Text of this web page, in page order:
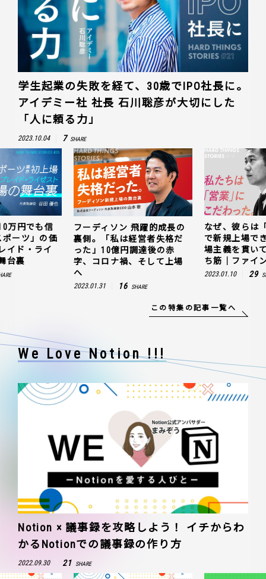
学生起業の失敗を経て、30歳でIPO社長に。
アイデミー社 社長 石川聡彦が大切にした
「人に頼る力」
2023.10.04 7 SHARE
万円でも信
ーツ」の価
イド・ライ
台裏
フーディソン 飛躍的成長の
裏側。「私は経営者失格だ
った」10億円調達後の赤
字、コロナ禍、そして上場
へ
2023.01.31 16 SHARE
なぜ、彼らは
で新規上場で
場主義を貫い
ち筋｜ファイ
2023.01.10 29
この特集の記事一覧へ
We Love Notion !!!
Notion × 議事録を攻略しよう！ イチからわ
かるNotionでの議事録の作り方
2022.09.30 21 SHARE